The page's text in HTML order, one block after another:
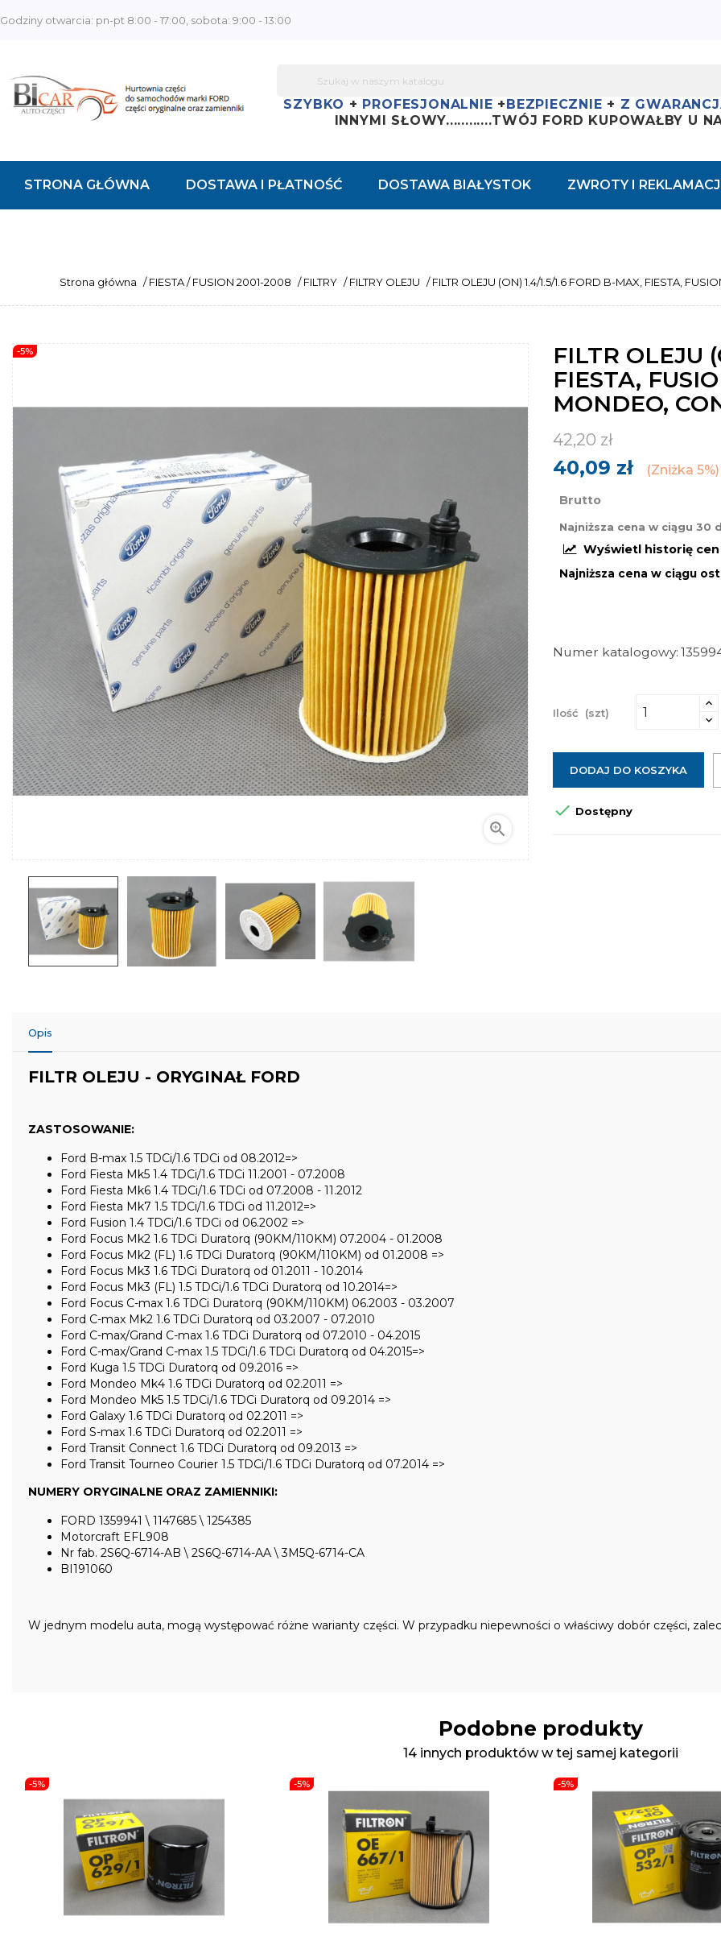
Godziny otwarcia: pn-pt 8:00 - 17:00, sobota: 9:00 - 13:00
SZYBKO + PROFESJONALNIE +BEZPIECZNIE + Z
INNYMI SŁOWY............TWÓJ FORD KUPOWAŁBY U
STRONA GŁÓWNA DOSTAWA I PŁATNOŚĆ DOSTAWA BIAŁYSTOK ZWROTY I
Strona główna / FIESTA / FUSION 2001-2008 / FILTRY / FILTRY OLEJU / FILTR OLEJU (ON) 1.4/1.5/1.6 FORD B-MAX, FIESTA,
-5%

FILTR OLEJU
FIESTA,
MONDEO,
42,20 zł
40,09 zł Zniżka 5%
Brutto
Najniższa cena w ciągu
Wyświetl historię
Najniższa cena w ciągu
Numer katalogowy
Ilość (szt)
DODAJ DO KOSZYKA
 Dostępny
Opis
FILTR OLEJU - ORYGINAŁ FORD
ZASTOSOWANIE:
Ford B-max 1.5 TDCi/1.6 TDCi od 08.2012=>
Ford Fiesta Mk5 1.4 TDCi/1.6 TDCi 11.2001 - 07.2008
Ford Fiesta Mk6 1.4 TDCi/1.6 TDCi od 07.2008 - 11.2012
Ford Fiesta Mk7 1.5 TDCi/1.6 TDCi od 11.2012=>
Ford Fusion 1.4 TDCi/1.6 TDCi od 06.2002 =>
Ford Focus Mk2 1.6 TDCi Duratorq (90KM/110KM) 07.2004 - 01.2008
Ford Focus Mk2 (FL) 1.6 TDCi Duratorq (90KM/110KM) od 01.2008 =>
Ford Focus Mk3 1.6 TDCi Duratorq od 01.2011 - 10.2014
Ford Focus Mk3 (FL) 1.5 TDCi/1.6 TDCi Duratorq od 10.2014=>
Ford Focus C-max 1.6 TDCi Duratorq (90KM/110KM) 06.2003 - 03.2007
Ford C-max Mk2 1.6 TDCi Duratorq od 03.2007 - 07.2010
Ford C-max/Grand C-max 1.6 TDCi Duratorq od 07.2010 - 04.2015
Ford C-max/Grand C-max 1.5 TDCi/1.6 TDCi Duratorq od 04.2015=>
Ford Kuga 1.5 TDCi Duratorq od 09.2016 =>
Ford Mondeo Mk4 1.6 TDCi Duratorq od 02.2011 =>
Ford Mondeo Mk5 1.5 TDCi/1.6 TDCi Duratorq od 09.2014 =>
Ford Galaxy 1.6 TDCi Duratorq od 02.2011 =>
Ford S-max 1.6 TDCi Duratorq od 02.2011 =>
Ford Transit Connect 1.6 TDCi Duratorq od 09.2013 =>
Ford Transit Tourneo Courier 1.5 TDCi/1.6 TDCi Duratorq od 07.2014 =>
NUMERY ORYGINALNE ORAZ ZAMIENNIKI:
FORD 1359941 \ 1147685 \ 1254385
Motorcraft EFL908
Nr fab. 2S6Q-6714-AB \ 2S6Q-6714-AA \ 3M5Q-6714-CA
BI191060
W jednym modelu auta, mogą występować różne warianty części. W przypadku niepewności o właściwy dobór części,
Podobne produkty
14 innych produktów w tej samej kategorii
-5% -5% -5%